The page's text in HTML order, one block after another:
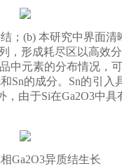
；(b) 本研究中界面清
，形成耗尽区以高效
中元素的分布情况，
和Sn的成分。Sn的引
，由于Si在Ga2O3中具
Ga2O3异质结生长